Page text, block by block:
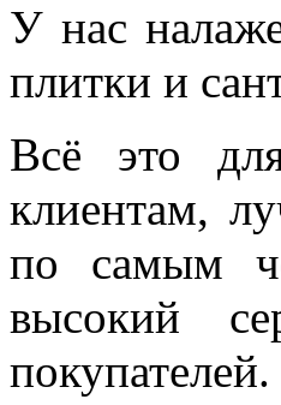
У нас
плитки и
Всё это
клиентам,
по самым
высокий
покупателей.